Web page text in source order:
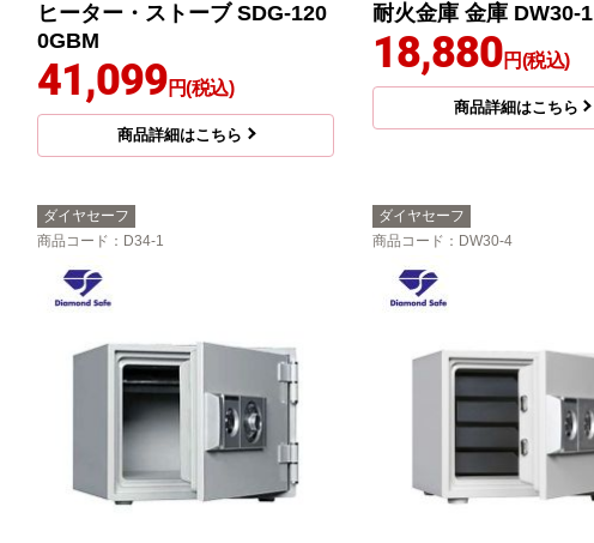
ヒーター・ストーブ SDG-120
0GBM
41,099円(税込)
商品詳細はこちら
耐火金庫 金庫 DW30-1
18,880円(税込)
商品詳細はこちら
ダイヤセーフ
商品コード ：D34-1
ダイヤセーフ
商品コード ：DW30-4